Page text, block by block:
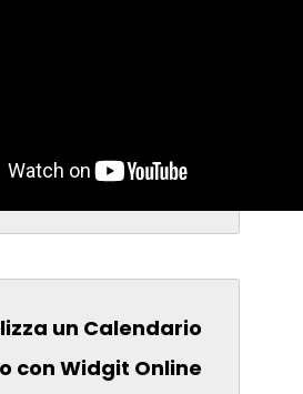
un Calendario
con Widgit Online